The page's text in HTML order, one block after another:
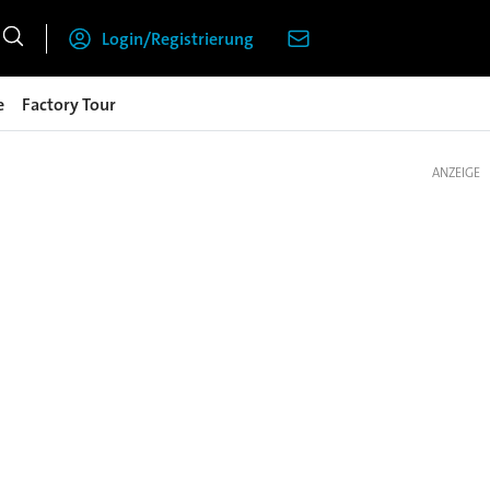
Login/Registrierung
Factory Tour
ANZEIGE